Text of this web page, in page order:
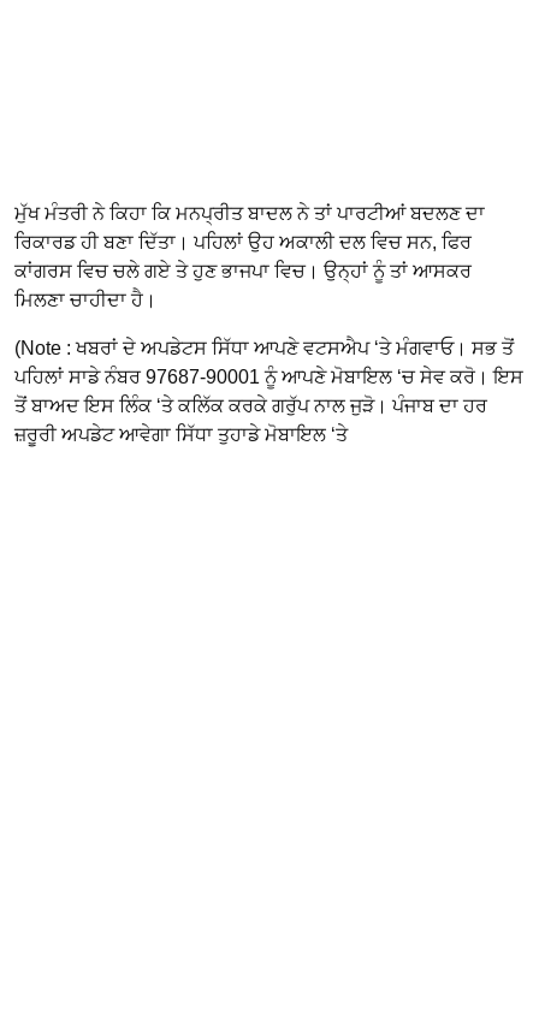
ਮੁੱਖ ਮੰਤਰੀ ਨੇ ਕਿਹਾ ਕਿ ਮਨਪ੍ਰੀਤ ਬਾਦਲ ਨੇ ਤਾਂ ਪਾਰਟੀਆਂ ਬਦਲਣ ਦਾ
ਰਿਕਾਰਡ ਹੀ ਬਣਾ ਦਿੱਤਾ। ਪਹਿਲਾਂ ਉਹ ਅਕਾਲੀ ਦਲ ਵਿਚ ਸਨ, ਫਿਰ
ਕਾਂਗਰਸ ਵਿਚ ਚਲੇ ਗਏ ਤੇ ਹੁਣ ਭਾਜਪਾ ਵਿਚ। ਉਨ੍ਹਾਂ ਨੂੰ ਤਾਂ ਆਸਕਰ
ਮਿਲਣਾ ਚਾਹੀਦਾ ਹੈ।
(Note : ਖਬਰਾਂ ਦੇ ਅਪਡੇਟਸ ਸਿੱਧਾ ਆਪਣੇ ਵਟਸਐਪ ‘ਤੇ ਮੰਗਵਾਓ। ਸਭ ਤੋਂ
ਪਹਿਲਾਂ ਸਾਡੇ ਨੰਬਰ 97687-90001 ਨੂੰ ਆਪਣੇ ਮੋਬਾਇਲ ‘ਚ ਸੇਵ ਕਰੋ। ਇਸ
ਤੋਂ ਬਾਅਦ ਇਸ ਲਿੰਕ ‘ਤੇ ਕਲਿੱਕ ਕਰਕੇ ਗਰੁੱਪ ਨਾਲ ਜੁੜੋ। ਪੰਜਾਬ ਦਾ ਹਰ
ਜ਼ਰੂਰੀ ਅਪਡੇਟ ਆਵੇਗਾ ਸਿੱਧਾ ਤੁਹਾਡੇ ਮੋਬਾਇਲ ‘ਤੇ